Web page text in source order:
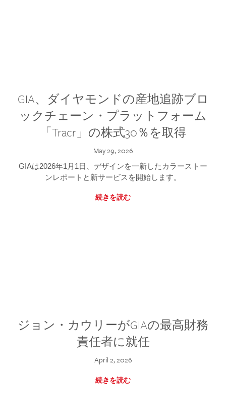
GIA、ダイヤモンドの産地追跡ブロ
ックチェーン・プラットフォーム
「Tracr」の株式30％を取得
May 29, 2026
GIAは2026年1月1日、デザインを一新したカラーストー
ンレポートと新サービスを開始します。
続きを読む
ジョン・カウリーがGIAの最高財務
責任者に就任
April 2, 2026
続きを読む